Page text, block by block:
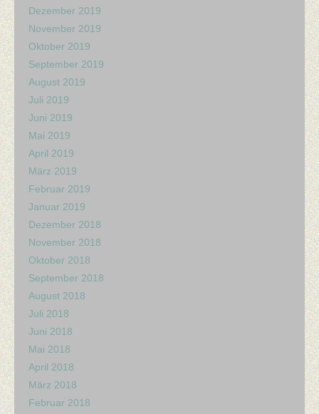
Dezember 2019
November 2019
Oktober 2019
September 2019
August 2019
Juli 2019
Juni 2019
Mai 2019
April 2019
März 2019
Februar 2019
Januar 2019
Dezember 2018
November 2018
Oktober 2018
September 2018
August 2018
Juli 2018
Juni 2018
Mai 2018
April 2018
März 2018
Februar 2018